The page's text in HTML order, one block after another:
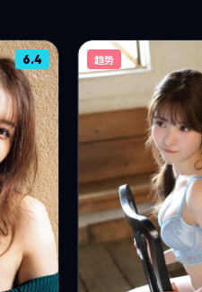
6.4 趋势